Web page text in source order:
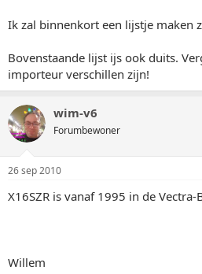
Ik zal binnenkort een lijstje maken
Bovenstaande lijst ijs ook duits.
importeur verschillen zijn!
wim-v6
Forumbewoner
26 sep 2010
X16SZR is vanaf 1995 in de Vectra-
Willem